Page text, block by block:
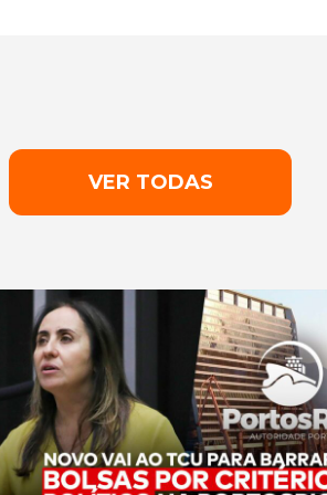
VER TODAS